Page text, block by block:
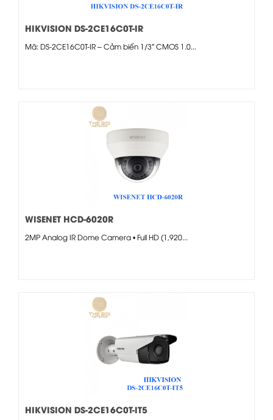
HIKVISION DS-2CE16C0T-IR
Mã: DS-2CE16C0T-IR – Cảm biến 1/3″ CMOS 1.0...
WISENET HCD-6020R
2MP Analog IR Dome Camera • Full HD (1,920...
HIKVISION DS-2CE16C0T-IT5